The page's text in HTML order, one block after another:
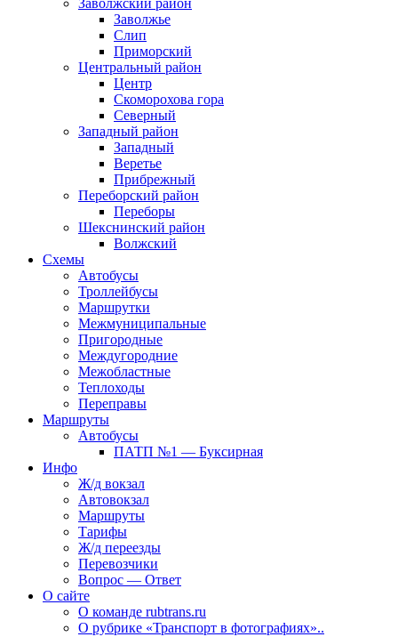
Заволжский район
Заволжье
Слип
Приморский
Центральный район
Центр
Скоморохова гора
Северный
Западный район
Западный
Веретье
Прибрежный
Переборский район
Переборы
Шекснинский район
Волжский
Схемы
Автобусы
Троллейбусы
Маршрутки
Межмуниципальные
Пригородные
Междугородние
Межобластные
Теплоходы
Переправы
Маршруты
Автобусы
ПАТП №1 — Буксирная
Инфо
Ж/д вокзал
Автовокзал
Маршруты
Тарифы
Ж/д переезды
Перевозчики
Вопрос — Ответ
О сайте
О команде rubtrans.ru
О рубрике «Транспорт в фотографиях»..